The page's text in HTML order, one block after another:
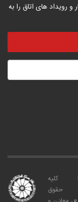
و رویداد های اتاق را به
کليه
حقوق